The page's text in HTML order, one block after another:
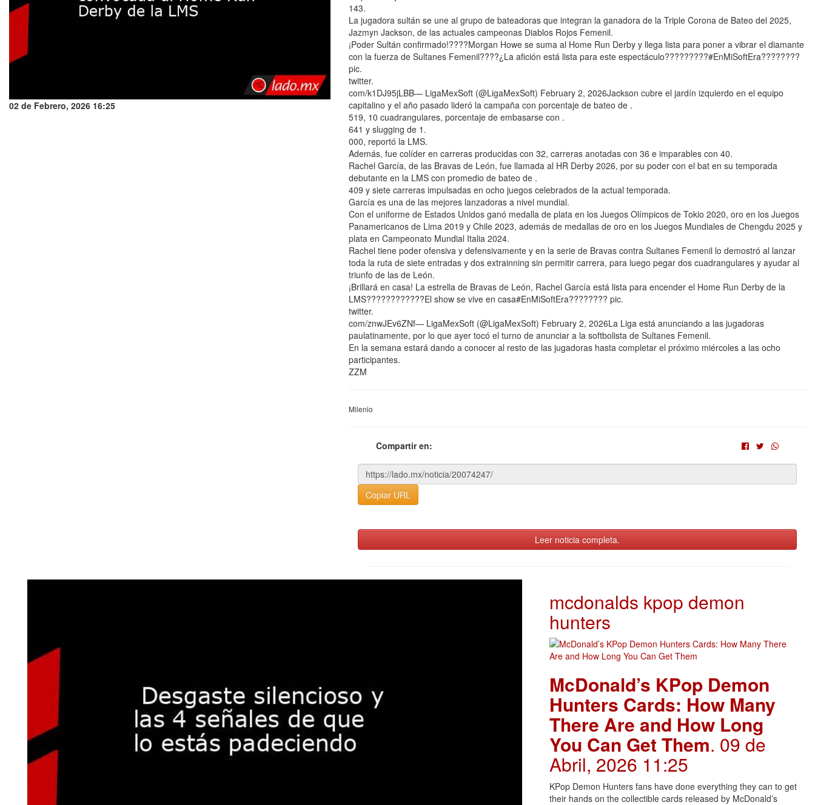
02 de Febrero, 2026 16:25
143.
La jugadora sultán se une al grupo de bateadoras que integran la ganadora de la Triple Corona de Bateo del 2025,
Jazmyn Jackson, de las actuales campeonas Diablos Rojos Femenil.
¡Poder Sultán confirmado!????Morgan Howe se suma al Home Run Derby y llega lista para poner a vibrar el diamante
con la fuerza de Sultanes Femenil????¿La afición está lista para este espectáculo?????????#EnMiSoftEra????????
pic.
twitter.
com/k1DJ95jLBB— LigaMexSoft (@LigaMexSoft) February 2, 2026Jackson cubre el jardín izquierdo en el equipo
capitalino y el año pasado lideró la campaña con porcentaje de bateo de .
519, 10 cuadrangulares, porcentaje de embasarse con .
641 y slugging de 1.
000, reportó la LMS.
Además, fue colíder en carreras producidas con 32, carreras anotadas con 36 e imparables con 40.
Rachel García, de las Bravas de León, fue llamada al HR Derby 2026, por su poder con el bat en su temporada
debutante en la LMS con promedio de bateo de .
409 y siete carreras impulsadas en ocho juegos celebrados de la actual temporada.
García es una de las mejores lanzadoras a nivel mundial.
Con el uniforme de Estados Unidos ganó medalla de plata en los Juegos Olímpicos de Tokio 2020, oro en los Juegos
Panamericanos de Lima 2019 y Chile 2023, además de medallas de oro en los Juegos Mundiales de Chengdu 2025 y
plata en Campeonato Mundial Italia 2024.
Rachel tiene poder ofensiva y defensivamente y en la serie de Bravas contra Sultanes Femenil lo demostró al lanzar
toda la ruta de siete entradas y dos extrainning sin permitir carrera, para luego pegar dos cuadrangulares y ayudar al
triunfo de las de León.
¡Brillará en casa! La estrella de Bravas de León, Rachel García está lista para encender el Home Run Derby de la
LMS????????????El show se vive en casa#EnMiSoftEra???????? pic.
twitter.
com/znwJEv6ZNf— LigaMexSoft (@LigaMexSoft) February 2, 2026La Liga está anunciando a las jugadoras
paulatinamente, por lo que ayer tocó el turno de anunciar a la softbolista de Sultanes Femenil.
En la semana estará dando a conocer al resto de las jugadoras hasta completar el próximo miércoles a las ocho
participantes.
ZZM
Milenio
Compartir en:
Copiar URL
Leer noticia completa.
mcdonalds kpop demon
hunters
McDonald’s KPop Demon
Hunters Cards: How Many
There Are and How Long
You Can Get Them. 09 de
Abril, 2026 11:25
KPop Demon Hunters fans have done everything they can to get
their hands on the collectible cards released by McDonald’s